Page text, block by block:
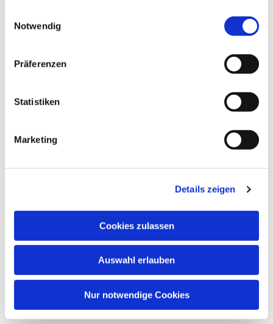
Notwendig
Präferenzen
Statistiken
Marketing
Details zeigen
Cookies zulassen
Auswahl erlauben
Nur notwendige Cookies